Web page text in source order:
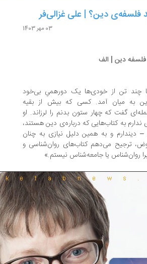
دین؟ | علی غزالی‌فر
دین | الف
تن از خودی‌ها یک دورهمیِ بی‌خود
آمد. کسی که بیش از بقیه
که چهار ستون بدنم را لرزاند. او
کتاب‌هایی که درباره‌ی دین هستند،
و به همین دلیل نیازی به چنان
می‌دهم کتاب‌های روان‌شناسی و
یا جامعه‌شناس نیستم.»